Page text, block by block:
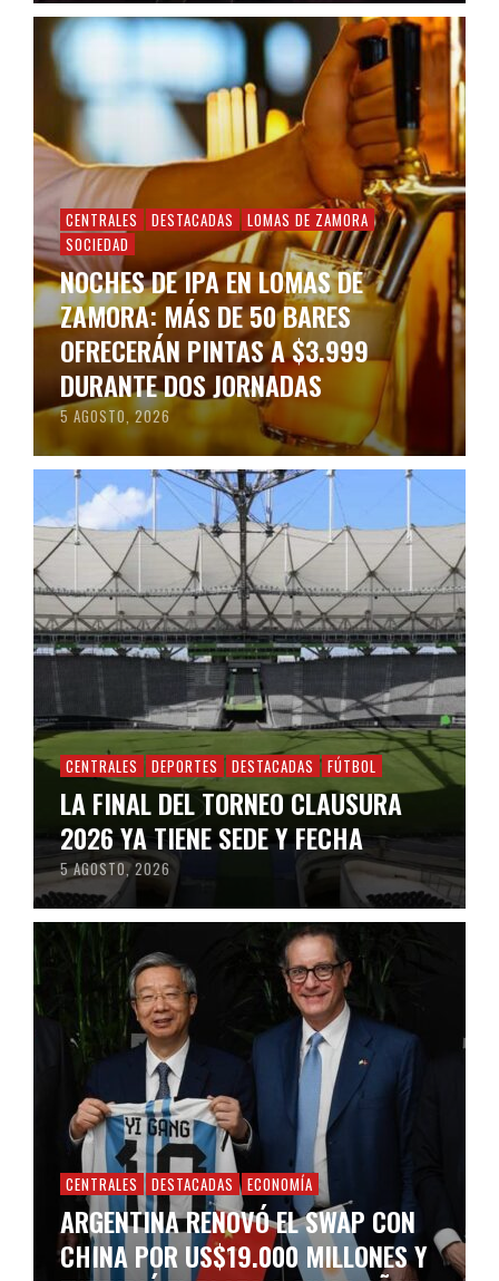
CENTRALES DESTACADAS
LOMAS DE ZAMORA
SOCIEDAD
NOCHES DE IPA EN LOMAS DE
ZAMORA: MÁS DE 50 BARES
OFRECERÁN PINTAS A $3.999
DURANTE DOS JORNADAS
5 AGOSTO, 2026
CENTRALES DEPORTES DESTACADAS FÚTBOL
LA FINAL DEL TORNEO CLAUSURA
2026 YA TIENE SEDE Y FECHA
5 AGOSTO, 2026
CENTRALES DESTACADAS ECONOMÍA
ARGENTINA RENOVÓ EL SWAP CON
CHINA POR US$19.000 MILLONES Y